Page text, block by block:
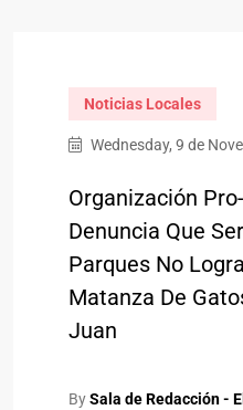
Noticias Locales
Wednesday, 9 de
Organización
Denuncia Que
Parques No
Matanza De
Juan
BySala de Redacción -